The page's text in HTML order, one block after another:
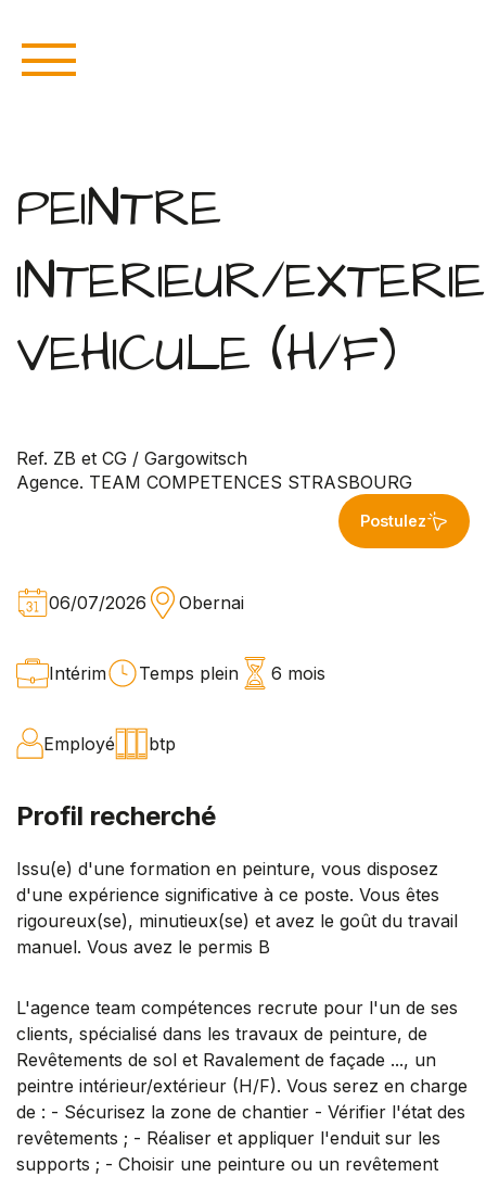
PEINTRE
INTERIEUR/
VEHICULE (H/F)
Ref. ZB et CG / Gargowitsch
Agence. TEAM COMPETENCES STRASBOURG
Postulez
06/07/2026 Obernai
Intérim Temps plein 6 mois
Employé btp
Profil recherché
Issu(e) d'une formation en peinture, vous disposez
d'une expérience significative à ce poste. Vous êtes
rigoureux(se), minutieux(se) et avez le goût du travail
manuel. Vous avez le permis B
L'agence team compétences recrute pour l'un de ses
clients, spécialisé dans les travaux de peinture, de
Revêtements de sol et Ravalement de façade ..., un
peintre intérieur/extérieur (H/F). Vous serez en charge
de : - Sécurisez la zone de chantier - Vérifier l'état des
revêtements ; - Réaliser et appliquer l'enduit sur les
supports ; - Choisir une peinture ou un revêtement